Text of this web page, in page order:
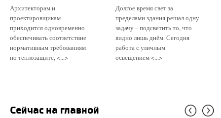
Архитекторам и
проектировщикам
приходится одновременно
обеспечивать соответствие
нормативным требованиям
по теплозащите, <...>
Долгое время свет за
пределами здания решал одну
задачу – подсветить то, что
видно лишь днём. Сегодня
работа с уличным
освещением <...>
Сейчас на главной